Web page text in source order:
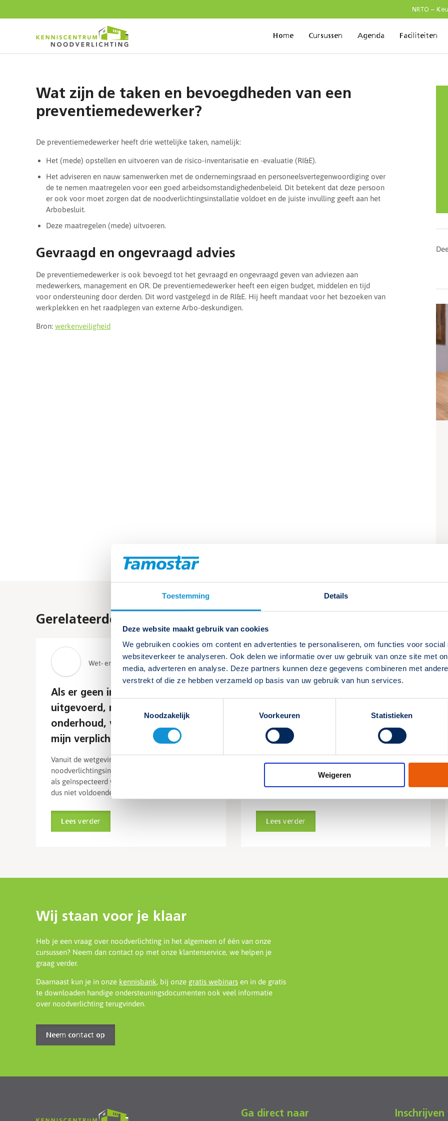
Toestemming Details
Deze website maakt gebruik van cookies
We gebruiken cookies om content en advertenties te personaliseren, om functies voor social
websiteverkeer te analyseren. Ook delen we informatie over uw gebruik van onze site met
media, adverteren en analyse. Deze partners kunnen deze gegevens combineren met
verstrekt of die ze hebben verzameld op basis van uw gebruik van hun services.
Toestemmingsselectie
Noodzakelijk
Voorkeuren Statistieken
Weigeren
NRTO –
Home Cursussen Agenda Faciliteiten
Wat zijn de taken en bevoegdheden van een
preventiemedewerker?
De preventiemedewerker heeft drie wettelijke taken, namelijk:
Het (mede) opstellen en uitvoeren van de risico-inventarisatie en -evaluatie (RI&E).
Het adviseren en nauw samenwerken met de ondernemingsraad en personeelsvertegenwoordiging over
de te nemen maatregelen voor een goed arbeidsomstandighedenbeleid. Dit betekent dat deze persoon
er ook voor moet zorgen dat de noodverlichtingsinstallatie voldoet en de juiste invulling geeft aan het
Arbobesluit.
Deze maatregelen (mede) uitvoeren.
Gevraagd en ongevraagd advies
De preventiemedewerker is ook bevoegd tot het gevraagd en ongevraagd geven van adviezen aan
medewerkers, management en OR. De preventiemedewerker heeft een eigen budget, middelen en tijd
voor ondersteuning door derden. Dit word vastgelegd in de RI&E. Hij heeft mandaat voor het bezoeken van
werkplekken en het raadplegen van externe Arbo-deskundigen.
Bron: werkenveiligheid
Gerelateerde kennisbank artikelen
Wet- en regelgeving noodverlichting
Als er geen inspectie wordt
uitgevoerd, maar wel
onderhoud, voldoe ik dan aan
mijn verplichtingen?
Vanuit de wetgeving moet de
noodverlichtingsinstallatie zowel onderhouden
als geïnspecteerd worden. Alleen onderhoud is
dus niet voldoende. Lees meer
Lees verder
Wet- en regelgeving noodverlichting
bouwvergunning te krijgen?
eisen de gemeente stelt met betrekking tot
noodverlichting en het Besluit bouwwerken
Lees verder
Wij staan voor je klaar
Heb je een vraag over noodverlichting in het algemeen of één van onze
cursussen? Neem dan contact op met onze klantenservice, we helpen je
graag verder.
Daarnaast kun je in onze kennisbank, bij onze gratis webinars en in de gratis
te downloaden handige ondersteuningsdocumenten ook veel informatie
over noodverlichting terugvinden.
Neem contact op
Ga direct naar